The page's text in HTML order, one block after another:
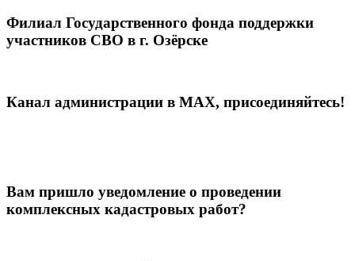
Филиал Государственного фонда поддержки
участников СВО в г. Озёрске
Канал администрации в МАХ, присоединяйтесь!
Вам пришло уведомление о проведении
комплексных кадастровых работ?